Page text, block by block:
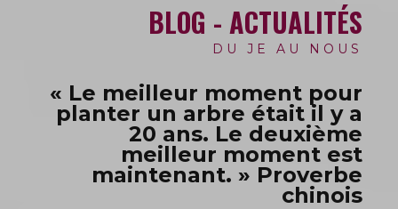
BLOG - ACTUALITÉS
DU JE AU NOUS
« Le meilleur moment pour
planter un arbre était il y a
20 ans. Le deuxième
meilleur moment est
maintenant. » Proverbe
chinois